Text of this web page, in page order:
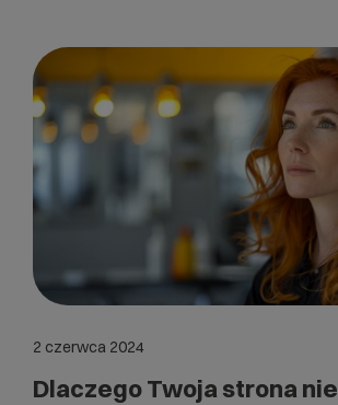
2 czerwca 2024
Dlaczego Twoja strona nie